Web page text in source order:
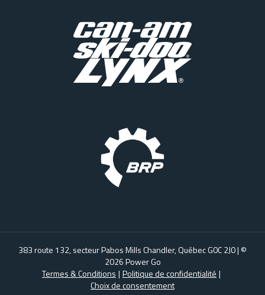
383 route 132, secteur Pabos Mills Chandler, Québec G0C 2J0| ©
2026Power Go
Termes & Conditions | Politique de confidentialité |
Choix de consentement